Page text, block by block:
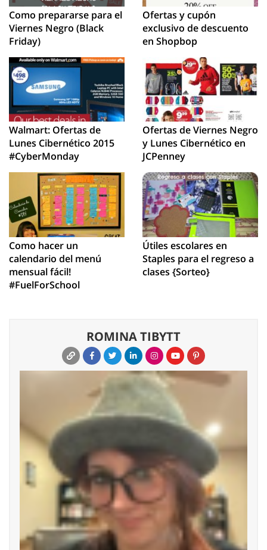
Como prepararse para el
Viernes Negro (Black
Friday)
Ofertas y cupón
exclusivo de descuento
en Shopbop
Walmart: Ofertas de
Lunes Cibernético 2015
#CyberMonday
Ofertas de Viernes Negro
y Lunes Cibernético en
JCPenney
Como hacer un
calendario del menú
mensual fácil!
#FuelForSchool
Útiles escolares en
Staples para el regreso a
clases {Sorteo}
ROMINA TIBYTT